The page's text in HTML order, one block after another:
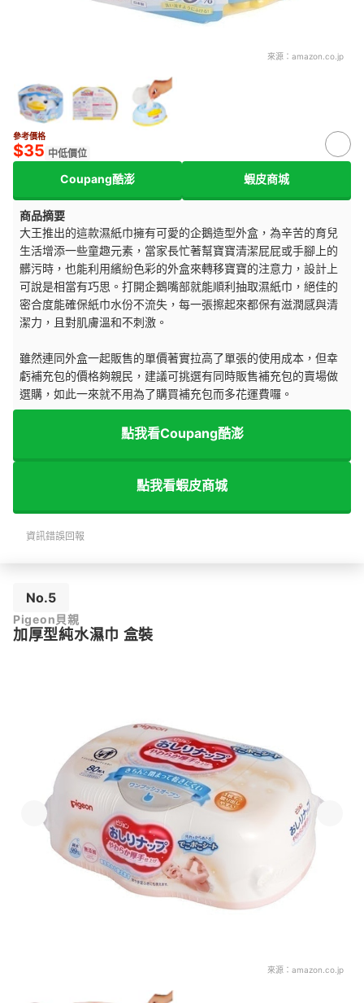
來源： amazon.co.jp
參考價格
$35 中低價位
Coupang酷澎 蝦皮商城
商品摘要
大王推出的這款濕紙巾擁有可愛的企鵝造型外盒，為辛苦的育兒
生活增添一些童趣元素，當家長忙著幫寶寶清潔屁屁或手腳上的
髒污時，也能利用繽紛色彩的外盒來轉移寶寶的注意力，設計上
可說是相當有巧思。打開企鵝嘴部就能順利抽取濕紙巾，絕佳的
密合度能確保紙巾水份不流失，每一張擦起來都保有滋潤感與清
潔力，且對肌膚溫和不刺激。
雖然連同外盒一起販售的單價著實拉高了單張的使用成本，但幸
虧補充包的價格夠親民，建議可挑選有同時販售補充包的賣場做
選購，如此一來就不用為了購買補充包而多花運費囉。
點我看Coupang酷澎
點我看蝦皮商城
資訊錯誤回報
No.5
Pigeon貝親
加厚型純水濕巾 盒裝
來源： amazon.co.jp